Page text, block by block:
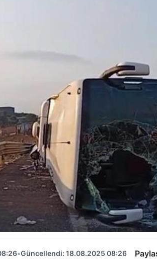
•Güncellendi: 18.08.2025 08:26